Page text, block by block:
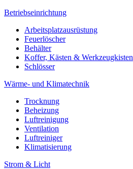
Betriebseinrichtung
Arbeitsplatzausrüstung
Feuerlöscher
Behälter
Koffer, Kästen & Werkzeugkisten
Schlösser
Wärme- und Klimatechnik
Trocknung
Beheizung
Luftreinigung
Ventilation
Luftreiniger
Klimatisierung
Strom & Licht